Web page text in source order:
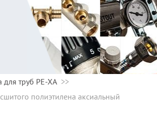
труб PE-XA
полиэтилена аксиальный